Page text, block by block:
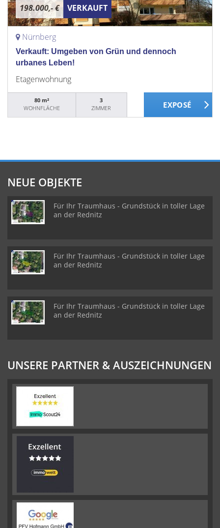
198.000,- € VERKAUFT
Nürnberg
Verkauft: Umgeben von Grün und dennoch
urbanes Leben!
Etagenwohnung
80 m²
WOHNFLÄCHE
3
ZIMMER
NEUE OBJEKTE
Für Ihr Traumhaus - Grundstück in toller Lage
an der Rednitz
Für Ihr Traumhaus - Grundstück in toller Lage
an der Rednitz
Für Ihr Traumhaus - Grundstück in toller Lage
an der Rednitz
UNSERE PARTNER & AUSZEICHNUNGEN